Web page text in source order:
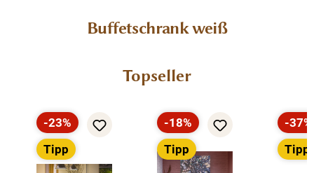
Buffetschrank weiß
Produktgalerie überspringen
Topseller
Rabatt
-23%
Tipp
Rabatt
-18%
Tipp
-37%
Tipp